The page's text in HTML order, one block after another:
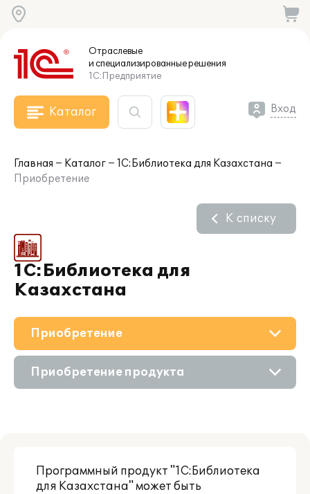
Отраслевые
и специализированныерешения
1С:Предприятие
Каталог Вход
Главная Каталог
1С:Библиотека для Казахстана
Приобретение
1С:Библиотека для
Казахстана
К списку
О решении
Приобретение
Приобретение продукта
Программный продукт "1С:Библиотека
для Казахстана" может быть